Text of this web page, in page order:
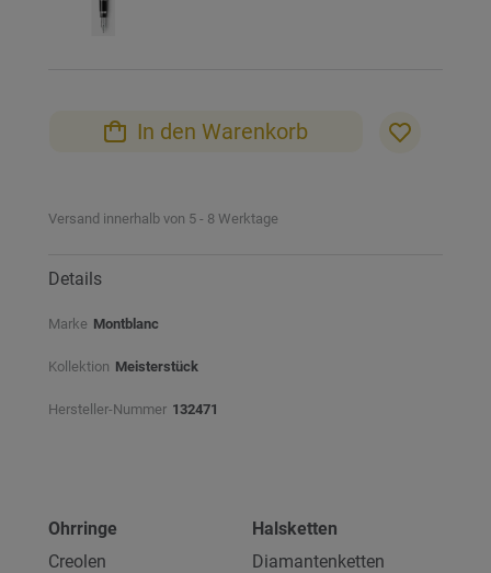
In den Warenkorb
Versand innerhalb von 5 - 8 Werktage
Details
Marke Montblanc
Kollektion Meisterstück
Hersteller-Nummer 132471
Ohrringe
Creolen
Halsketten
Diamantenketten